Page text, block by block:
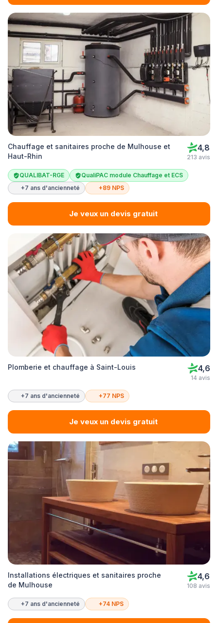
Chauffage et sanitaires proche de Mulhouse et
Haut-Rhin
4,8
213 avis
QUALIBAT-RGE
QualiPAC module Chauffage et ECS
+7 ans d'ancienneté
+89 NPS
Je veux un devis gratuit
Plomberie et chauffage à Saint-Louis 4,6
14 avis
+7 ans d'ancienneté +77 NPS
Je veux un devis gratuit
Installations électriques et sanitaires proche
de Mulhouse
4,6
108 avis
+7 ans d'ancienneté +74 NPS